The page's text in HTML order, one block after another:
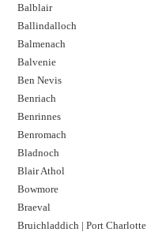
Balblair
Ballindalloch
Balmenach
Balvenie
Ben Nevis
Benriach
Benrinnes
Benromach
Bladnoch
Blair Athol
Bowmore
Braeval
Bruichladdich | Port Charlotte